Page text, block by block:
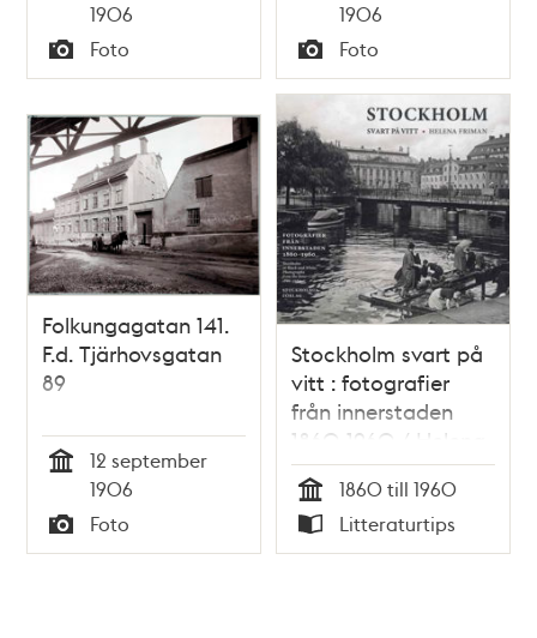
1906
Typ
Foto
1906
Typ
Foto
Folkungagatan 141.
F.d. Tjärhovsgatan
89
12 september
1906
Typ
Foto
Stockholm svart på
vitt : fotografier
från innerstaden
1860-1960 / Helena
Friman
Tid
1860 till 1960
Typ
Litteraturtips